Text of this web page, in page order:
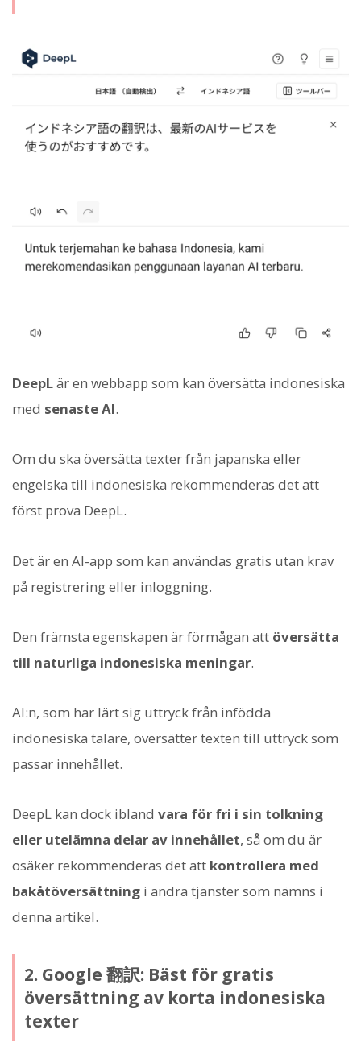
DeepLär en webbapp som kan översätta indonesiska
med senaste AI.
Om du ska översätta texter från japanska eller
engelska till indonesiska rekommenderas det att
först prova DeepL.
Det är en AI-app som kan användas gratis utan krav
på registrering eller inloggning.
Den främsta egenskapen är förmågan att översätta
till naturliga indonesiska meningar.
AI:n, som har lärt sig uttryck från infödda
indonesiska talare, översätter texten till uttryck som
passar innehållet.
DeepL kan dock ibland vara för fri i sin tolkning
eller utelämna delar av innehållet, så om du är
osäker rekommenderas det att kontrollera med
bakåtöversättning i andra tjänster som nämns i
denna artikel.
2. Google 翻訳: Bäst för gratis
översättning av korta indonesiska
texter